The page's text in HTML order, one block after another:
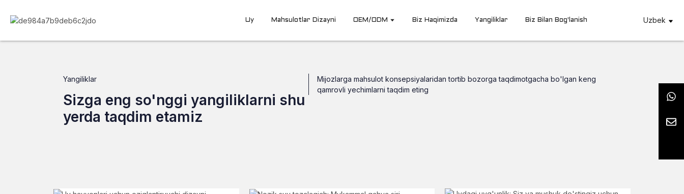
Uy Mahsulotlar Dizayni OEM/ODM Biz Haqimizda Yangiliklar Biz Bilan Bog'lanish Uzbek
Yangiliklar
Sizga eng so'nggi yangiliklarni shu
yerda taqdim etamiz
Mijozlarga mahsulot konsepsiyalaridan tortib bozorga taqdimotgacha bo'lgan keng
qamrovli yechimlarni taqdim eting